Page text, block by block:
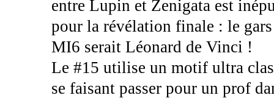
entre Lupin et Zenigata est
pour la révélation finale : le
MI6 serait Léonard de Vinci !
Le #15 utilise un motif ultra
se faisant passer pour un prof